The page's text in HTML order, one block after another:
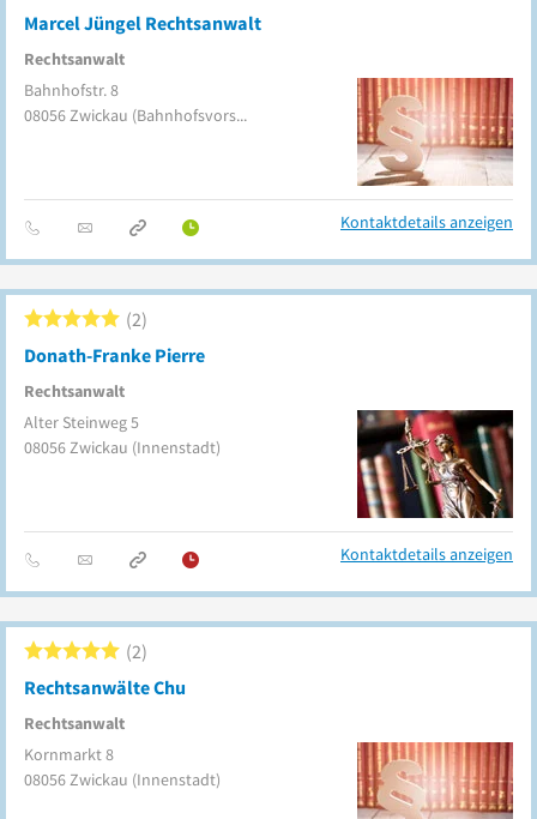
Marcel Jüngel Rechtsanwalt
Rechtsanwalt
Bahnhofstr. 8
08056Zwickau (Bahnhofsvorstadt)
Kontaktdetails anzeigen
Donath-Franke Pierre
Rechtsanwalt
2
Alter Steinweg 5
08056Zwickau (Innenstadt)
Kontaktdetails anzeigen
Rechtsanwälte Chu
Rechtsanwalt
2
Kornmarkt 8
08056Zwickau (Innenstadt)